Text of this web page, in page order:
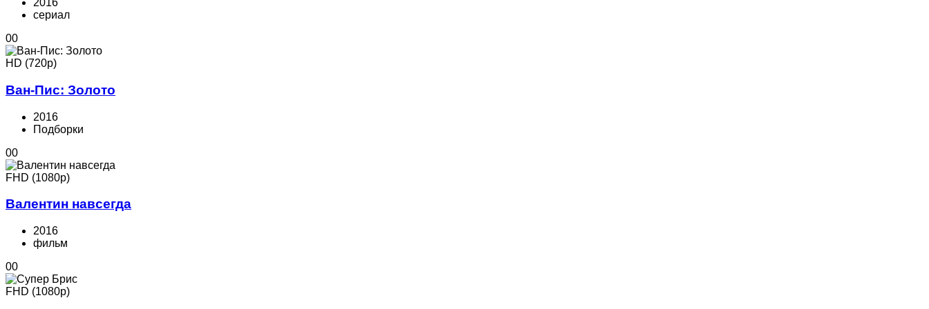
2016
cериал
00
HD (720p)
Ван-Пис: Золото
2016
Подборки
00
FHD (1080p)
Валентин навсегда
2016
фильм
00
FHD (1080p)